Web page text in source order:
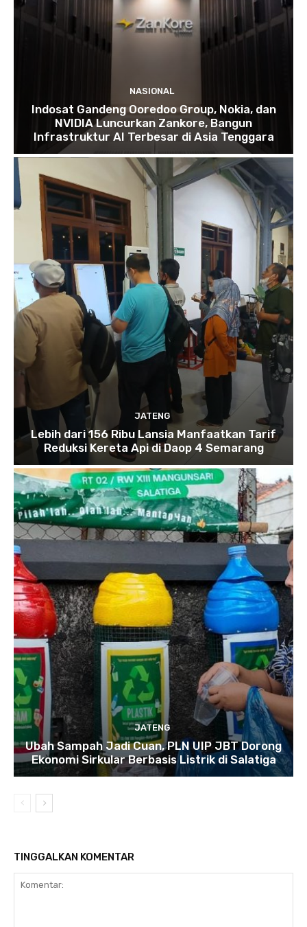
NASIONAL
Indosat Gandeng Ooredoo Group, Nokia, dan
NVIDIA Luncurkan Zankore, Bangun
Infrastruktur AI Terbesar di Asia Tenggara
JATENG
Lebih dari 156 Ribu Lansia Manfaatkan Tarif
Reduksi Kereta Api di Daop 4 Semarang
JATENG
Ubah Sampah Jadi Cuan, PLN UIP JBT Dorong
Ekonomi Sirkular Berbasis Listrik di Salatiga
TINGGALKAN KOMENTAR